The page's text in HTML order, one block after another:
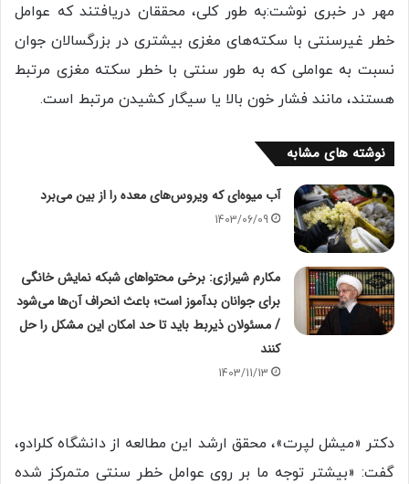
مهر در خبری نوشت:به طور کلی، محققان دریافتند که عوامل
خطر غیرسنتی با سکته‌های مغزی بیشتری در بزرگسالان جوان
نسبت به عواملی که به طور سنتی با خطر سکته مغزی مرتبط
هستند، مانند فشار خون بالا یا سیگار کشیدن مرتبط است.
نوشته های مشابه
آب میوه‌ای که ویروس‌های معده را از بین می‌برد
1403/06/09
مکارم شیرازی: برخی محتواهای شبکه نمایش خانگی
برای جوانان بدآموز است؛ باعث انحراف آن‌ها می‌شود
/ مسئولان ذیربط باید تا حد امکان این مشکل را حل
کنند
1403/11/13
دکتر «میشل لپرت»، محقق ارشد این مطالعه از دانشگاه کلرادو،
گفت: «بیشتر توجه ما بر روی عوامل خطر سنتی متمرکز شده